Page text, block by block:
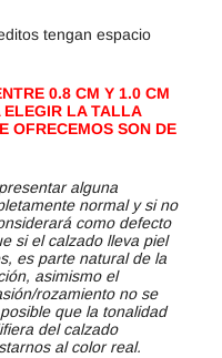
tengan espacio
0.8 CM Y 1.0 CM
ELEGIR LA TALLA
OFRECEMOS SON DE
alguna
normal y si no
como defecto
si el calzado lleva piel
es parte natural de la
asimismo el
rozamiento no se
que la tonalidad
del calzado
al color real.